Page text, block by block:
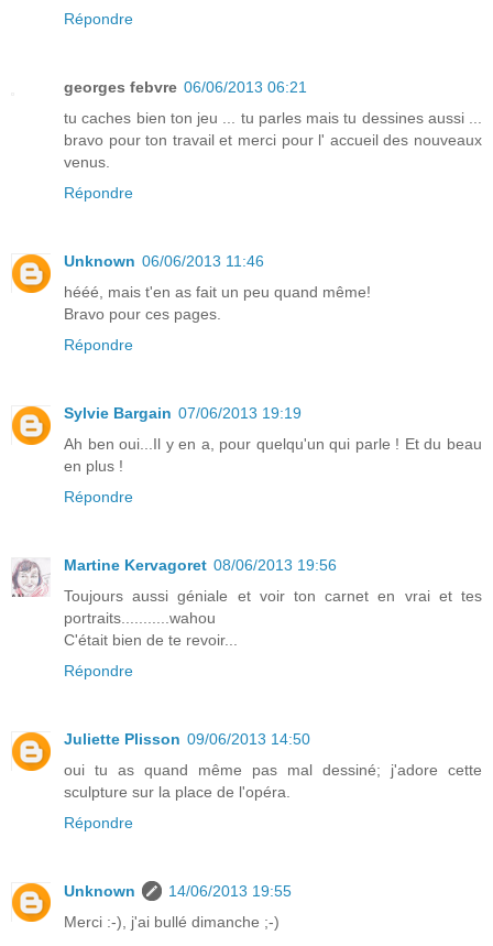
Répondre
georges febvre 06/06/2013 06:21
tu caches bien ton jeu ... tu parles mais tu dessines aussi ...
bravo pour ton travail et merci pour l' accueil des nouveaux
venus.
Répondre
Unknown 06/06/2013 11:46
hééé, mais t'en as fait un peu quand même!
Bravo pour ces pages.
Répondre
Sylvie Bargain 07/06/2013 19:19
Ah ben oui...Il y en a, pour quelqu'un qui parle ! Et du beau
en plus !
Répondre
Martine Kervagoret 08/06/2013 19:56
Toujours aussi géniale et voir ton carnet en vrai et tes
portraits...........wahou
C'était bien de te revoir...
Répondre
Juliette Plisson 09/06/2013 14:50
oui tu as quand même pas mal dessiné; j'adore cette
sculpture sur la place de l'opéra.
Répondre
Unknown
14/06/2013 19:55
Merci :-), j'ai bullé dimanche ;-)